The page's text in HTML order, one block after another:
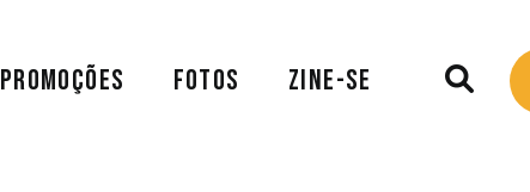
PROMOÇÕES FOTOS ZINE-SE